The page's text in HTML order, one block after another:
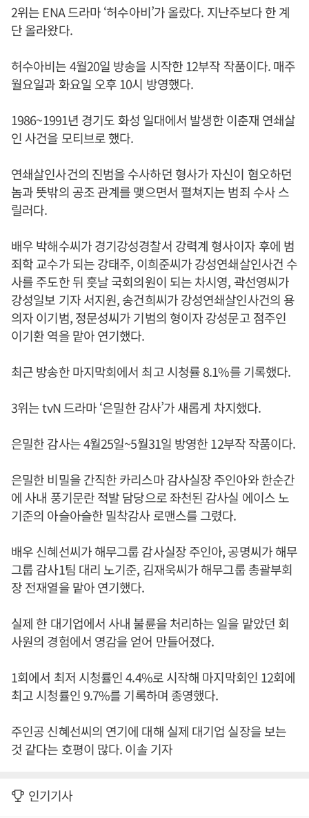
2위는 ENA 드라마 ‘허수아비’가 올랐다. 지난주보다 한 계
단 올라왔다.
허수아비는 4월20일 방송을 시작한 12부작 작품이다. 매주
월요일과 화요일 오후 10시 방영했다.
1986~1991년 경기도 화성 일대에서 발생한 이춘재 연쇄살
인 사건을 모티브로 했다.
연쇄살인사건의 진범을 수사하던 형사가 자신이 혐오하던
놈과 뜻밖의 공조 관계를 맺으면서 펼쳐지는 범죄 수사 스
릴러다.
배우 박해수씨가 경기강성경찰서 강력계 형사이자 후에 범
죄학 교수가 되는 강태주, 이희준씨가 강성연쇄살인사건 수
사를 주도한 뒤 훗날 국회의원이 되는 차시영, 곽선영씨가
강성일보 기자 서지원, 송건희씨가 강성연쇄살인사건의 용
의자 이기범, 정문성씨가 기범의 형이자 강성문고 점주인
이기환 역을 맡아 연기했다.
최근 방송한 마지막회에서 최고 시청률 8.1%를 기록했다.
3위는 tvN 드라마 ‘은밀한 감사’가 새롭게 차지했다.
은밀한 감사는 4월25일~5월31일 방영한 12부작 작품이다.
은밀한 비밀을 간직한 카리스마 감사실장 주인아와 한순간
에 사내 풍기문란 적발 담당으로 좌천된 감사실 에이스 노
기준의 아슬아슬한 밀착감사 로맨스를 그렸다.
배우 신혜선씨가 해무그룹 감사실장 주인아, 공명씨가 해무
그룹 감사1팀 대리 노기준, 김재욱씨가 해무그룹 총괄부회
장 전재열을 맡아 연기했다.
실제 한 대기업에서 사내 불륜을 처리하는 일을 맡았던 회
사원의 경험에서 영감을 얻어 만들어졌다.
1회에서 최저 시청률인 4.4%로 시작해 마지막회인 12회에
최고 시청률인 9.7%를 기록하며 종영했다.
주인공 신혜선씨의 연기에 대해 실제 대기업 실장을 보는
것 같다는 호평이 많다. 이솔 기자
인기기사